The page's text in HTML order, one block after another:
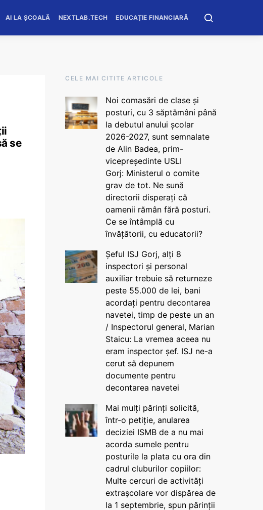
AI LA ȘCOALĂ NEXTLAB.TECH EDUCAȚIE FINANCIARĂ
se
CELE MAI CITITE ARTICOLE
Noi comasări de clase și
posturi, cu 3 săptămâni până
la debutul anului școlar
2026-2027, sunt semnalate
de Alin Badea, prim-
vicepreședinte USLI
Gorj: Ministerul o comite
grav de tot. Ne sună
directorii disperați că
oamenii rămân fără posturi.
Ce se întâmplă cu
învățătorii, cu educatorii?
Șeful ISJ Gorj, alți 8
inspectori și personal
auxiliar trebuie să returneze
peste 55.000 de lei, bani
acordați pentru decontarea
navetei, timp de peste un an
/ Inspectorul general, Marian
Staicu: La vremea aceea nu
eram inspector șef. ISJ ne-a
cerut să depunem
documente pentru
decontarea navetei
Mai mulți părinți solicită,
într-o petiție, anularea
deciziei ISMB de a nu mai
acorda sumele pentru
posturile la plata cu ora din
cadrul cluburilor copiilor:
Multe cercuri de activități
extrașcolare vor dispărea de
la 1 septembrie, spun părinții